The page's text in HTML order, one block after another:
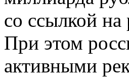
со ссылкой на
При этом
активными